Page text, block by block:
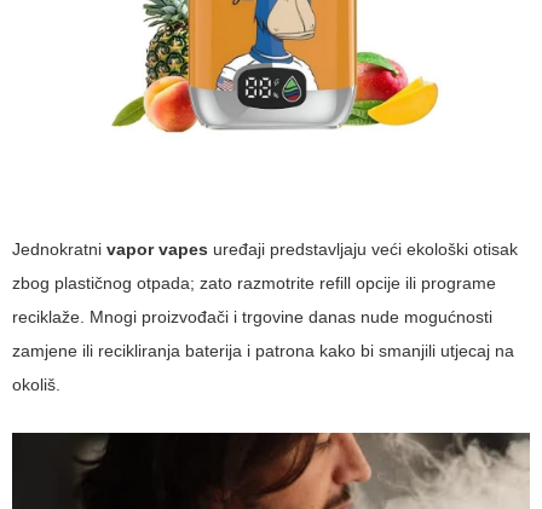
Jednokratni vapor vapes uređaji predstavljaju veći ekološki otisak
zbog plastičnog otpada; zato razmotrite refill opcije ili programe
reciklaže. Mnogi proizvođači i trgovine danas nude mogućnosti
zamjene ili recikliranja baterija i patrona kako bi smanjili utjecaj na
okoliš.